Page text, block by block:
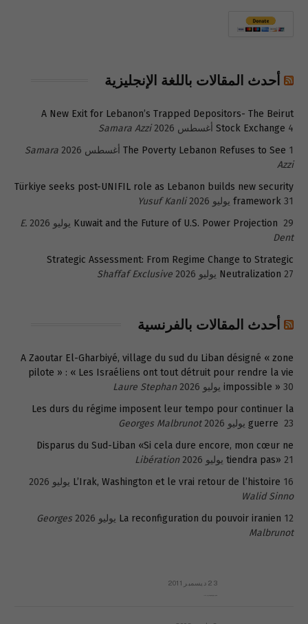
أحدث المقالات باللغة الإنجليزية
A New Exit for Lebanon’s Trapped Depositors- The Beirut
Stock Exchange 4 أغسطس 2026
Samara Azzi
The Poverty Lebanon Refuses to See 1 أغسطس 2026
Samara
Azzi
Türkiye seeks post-UNIFIL role as Lebanon builds new security
framework 31 يوليو 2026
Yusuf Kanli
Kuwait and the Future of U.S. Power Projection 29 يوليو 2026
E.
Dent
Strategic Assessment: From Regime Change to Strategic
Neutralization 27 يوليو 2026 Shaffaf Exclusive
أحدث المقالات بالفرنسية
A Zaoutar El-Gharbiyé, village du sud du Liban désigné « zone
pilote » : « Les Israéliens ont tout détruit pour rendre la vie
impossible » 30 يوليو 2026
Laure Stephan
Les durs du régime imposent leur tempo pour continuer la
guerre 23 يوليو 2026
Georges Malbrunot
Disparus du Sud-Liban «Si cela dure encore, mon cœur ne
tiendra pas» 21 يوليو 2026
Libération
L’Irak, Washington et le vrai retour de l’histoire 16 يوليو 2026
Walid Sinno
La reconfiguration du pouvoir iranien 12 يوليو 2026
Georges
Malbrunot
23 ديسمبر 2011